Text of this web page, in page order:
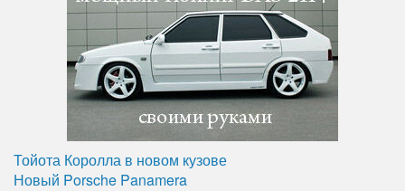
Тойота Королла в новом кузове
Новый Porsche Panamera